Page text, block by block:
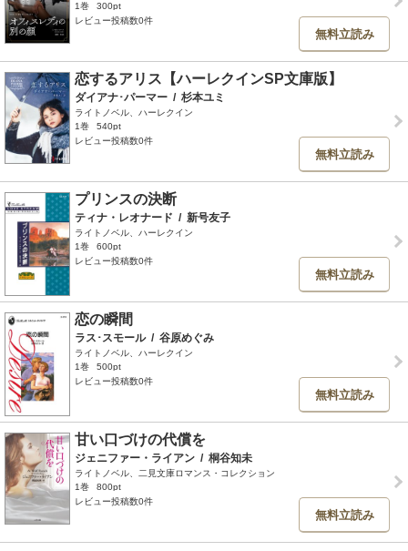
1巻
300pt
レビュー投稿数0件
無料立読み
恋するアリス【ハーレクインSP文庫版】
ダイアナ･パーマー / 杉本ユミ
ライトノベル、ハーレクイン
1巻
540pt
レビュー投稿数0件
無料立読み
プリンスの決断
ティナ・レオナード / 新号友子
ライトノベル、ハーレクイン
1巻
600pt
レビュー投稿数0件
無料立読み
恋の瞬間
ラス･スモール / 谷原めぐみ
ライトノベル、ハーレクイン
1巻
500pt
レビュー投稿数0件
無料立読み
甘い口づけの代償を
ジェニファー・ライアン / 桐谷知未
ライトノベル、二見文庫ロマンス・コレクション
1巻
800pt
レビュー投稿数0件
無料立読み